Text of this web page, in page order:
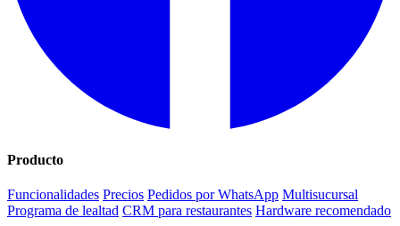
Producto
Funcionalidades Precios Pedidos por WhatsApp Multisucursal
Programa de lealtad CRM para restaurantes Hardware recomendado